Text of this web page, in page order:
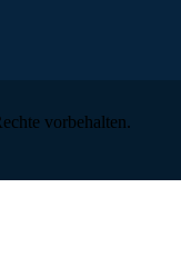
vorbehalten.